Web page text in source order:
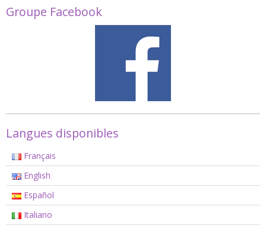
Groupe Facebook
Langues disponibles
Français
English
Español
Italiano